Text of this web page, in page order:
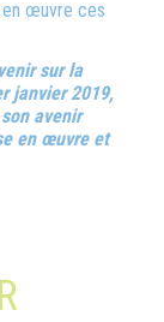
œuvre ces
sur la
janvier 2019,
avenir
en œuvre et